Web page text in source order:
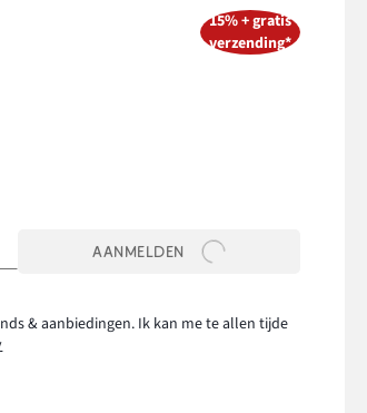
15% + gratis
verzending*
AANMELDEN
& aanbiedingen. Ik kan me te allen tijde